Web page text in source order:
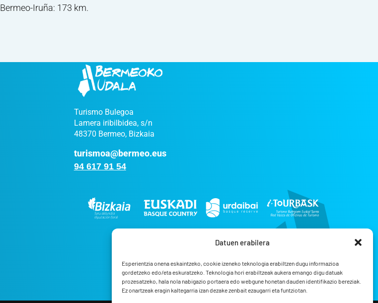
Datuen erabilera
Esperientzia onena eskaintzeko, cookie izeneko teknologia erabiltzen dugu informazioa
gordetzeko edo/eta eskuratzeko. Teknologia hori erabiltzeak aukera emango digu datuak
prozesatzeko, hala nola nabigazio portaera edo webgune honetan dauden identifikazio bereziak.
Ez onartzeak eragin kaltegarria izan dezake zenbait ezaugarri eta funtziotan.
Bermeo-Iruña: 173 km.
Turismo Bulegoa
Lamera iribilbidea, s/n
48370 Bermeo, Bizkaia
turismoa@bermeo.eus
94 617 91 54